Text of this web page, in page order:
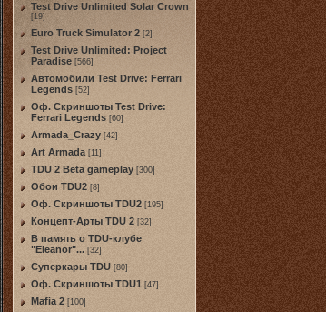
Test Drive Unlimited Solar Crown
[19]
Euro Truck Simulator 2 [2]
Test Drive Unlimited: Project
Paradise [566]
Автомобили Test Drive: Ferrari
Legends [52]
Оф. Скриншоты Test Drive:
Ferrari Legends [60]
Armada_Crazy [42]
Art Armada [11]
TDU 2 Beta gameplay [300]
Обои TDU2 [8]
Оф. Скриншоты TDU2 [195]
Концепт-Арты TDU 2 [32]
В память о TDU-клубе
"Eleanor"... [32]
Суперкары TDU [80]
Оф. Скриншоты TDU1 [47]
Mafia 2 [100]